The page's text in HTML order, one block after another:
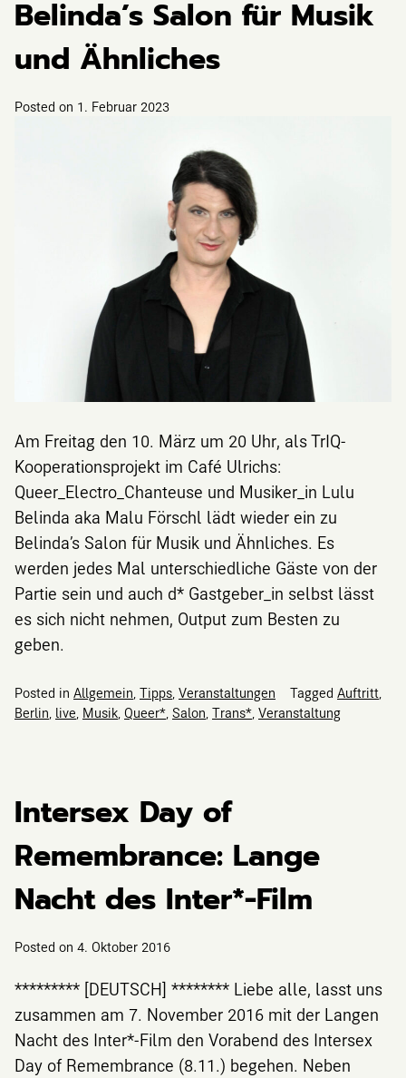
Belinda’s Salon für Musik
und Ähnliches
Posted on 1. Februar 2023
Am Freitag den 10. März um 20 Uhr, als TrIQ-
Kooperationsprojekt im Café Ulrichs:
Queer_Electro_Chanteuse und Musiker_in Lulu
Belinda aka Malu Förschl lädt wieder ein zu
Belinda’s Salon für Musik und Ähnliches. Es
werden jedes Mal unterschiedliche Gäste von der
Partie sein und auch d* Gastgeber_in selbst lässt
es sich nicht nehmen, Output zum Besten zu
geben.
Posted in Allgemein, Tipps, Veranstaltungen Tagged Auftritt,
Berlin, live, Musik, Queer*, Salon, Trans*, Veranstaltung
Intersex Day of
Remembrance: Lange
Nacht des Inter*-Film
Posted on 4. Oktober 2016
********* [DEUTSCH] ******** Liebe alle, lasst uns
zusammen am 7. November 2016 mit der Langen
Nacht des Inter*-Film den Vorabend des Intersex
Day of Remembrance (8.11.) begehen. Neben